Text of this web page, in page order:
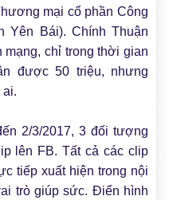
mại cổ phần Công
Yên Bái). Chính Thuận
mạng, chỉ trong thời gian
được 50 triệu, nhưng
ai.
2/3/2017, 3 đối tượng
lên FB. Tất cả các clip
tiếp xuất hiện trong nội
trò giúp sức. Điển hình